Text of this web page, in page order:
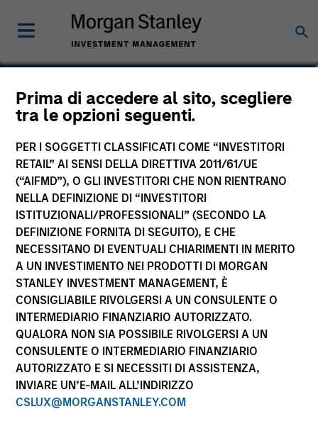
Prima di accedere al sito, scegliere
tra le opzioni seguenti.
PER I SOGGETTI CLASSIFICATI COME “INVESTITORI
RETAIL” AI SENSI DELLA DIRETTIVA 2011/61/UE
(“AIFMD”), O GLI INVESTITORI CHE NON RIENTRANO
NELLA DEFINIZIONE DI “INVESTITORI
ISTITUZIONALI/PROFESSIONALI” (SECONDO LA
DEFINIZIONE FORNITA DI SEGUITO), E CHE
NECESSITANO DI EVENTUALI CHIARIMENTI IN MERITO
A UN INVESTIMENTO NEI PRODOTTI DI MORGAN
STANLEY INVESTMENT MANAGEMENT, È
CONSIGLIABILE RIVOLGERSI A UN CONSULENTE O
INTERMEDIARIO FINANZIARIO AUTORIZZATO.
QUALORA NON SIA POSSIBILE RIVOLGERSI A UN
CONSULENTE O INTERMEDIARIO FINANZIARIO
AUTORIZZATO E SI NECESSITI DI ASSISTENZA,
INVIARE UN’E-MAIL ALL’INDIRIZZO
CSLUX@MORGANSTANLEY.COM
Debra Abramovitz
Executive Director